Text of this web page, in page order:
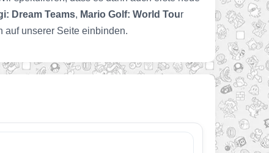
Dream Teams, Mario Golf: World Tour
auf unserer Seite einbinden.